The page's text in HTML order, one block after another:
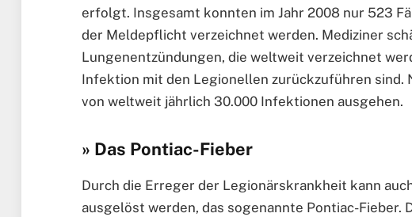
erfolgt. Insgesamt konnten im Jahr 2008 nur 523
der Meldepflicht verzeichnet werden. Mediziner
Lungenentzündungen, die weltweit verzeichnet
Infektion mit den Legionellen zurückzuführen sind.
von weltweit jährlich 30.000 Infektionen ausgehen.
» Das Pontiac-Fieber
Durch die Erreger der Legionärskrankheit kann
ausgelöst werden, das sogenannte Pontiac-Fieber.